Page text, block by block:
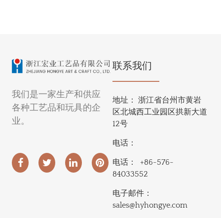
我们是一家生产和供应
各种工艺品和玩具的企
业。
联系我们
地址：浙江省台州市黄岩
区北城西工业园区拱新大道
12号
电话：
电话：
+86-576-
84033552
电子邮件：
sales@hyhongye.com